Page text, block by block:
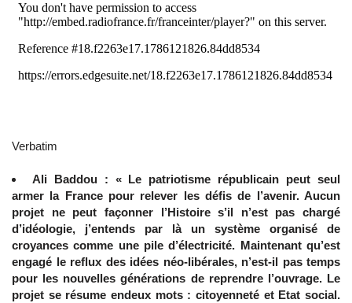
Verbatim
Ali Baddou : « Le patriotisme républicain peut seul
armer la France pour relever les défis de l’avenir. Aucun
projet ne peut façonner l’Histoire s’il n’est pas chargé
d’idéologie, j’entends par là un système organisé de
croyances comme une pile d’électricité. Maintenant qu’est
engagé le reflux des idées néo-libérales, n’est-il pas temps
pour les nouvelles générations de reprendre l’ouvrage. Le
projet se résume endeux mots : citoyenneté et Etat social.